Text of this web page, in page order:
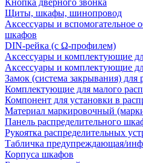
Кнопка дверного звонка
Щиты, шкафы, шинопровод
Аксессуары и вспомогательное
шкафов
DIN-рейка (с Ω-профилем)
Аксессуары и комплектующие
Аксессуары и комплектующие
Замок (система закрывания) для
Комплектующие для малого
Компонент для установки в
Материал маркировочный
Панель распределительного
Рукоятка распределительных
Табличка предупреждающая/
Корпуса шкафов